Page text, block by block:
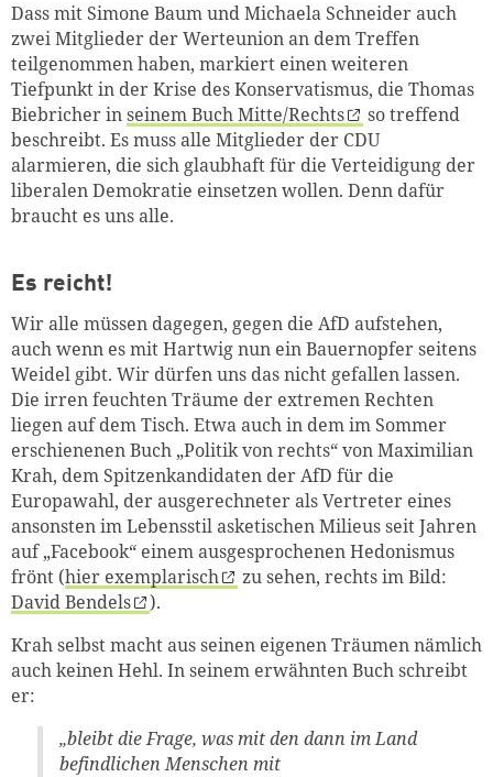
Dass mit Simone Baum und Michaela Schneider auch
zwei Mitglieder der Werteunion an dem Treffen
teilgenommen haben, markiert einen weiteren
Tiefpunkt in der Krise des Konservatismus, die Thomas
Biebricher inseinem Buch Mitte/Rechts
so treffend
beschreibt. Es muss alle Mitglieder der CDU
alarmieren, die sich glaubhaft für die Verteidigung der
liberalen Demokratie einsetzen wollen. Denn dafür
braucht es uns alle.
Es reicht!
Wir alle müssen dagegen, gegen die AfD aufstehen,
auch wenn es mit Hartwig nun ein Bauernopfer seitens
Weidel gibt. Wir dürfen uns das nicht gefallen lassen.
Die irren feuchten Träume der extremen Rechten
liegen auf dem Tisch. Etwa auch in dem im Sommer
erschienenen Buch „Politik von rechts“ von Maximilian
Krah, dem Spitzenkandidaten der AfD für die
Europawahl, der ausgerechneter als Vertreter eines
ansonsten im Lebensstil asketischen Milieus seit Jahren
auf „Facebook“ einem ausgesprochenen Hedonismus
frönt (hier exemplarisch
zu sehen, rechts im Bild:
David Bendels
).
Krah selbst macht aus seinen eigenen Träumen nämlich
auch keinen Hehl. In seinem erwähnten Buch schreibt
er:
„bleibt die Frage, was mit den dann im Land
befindlichen Menschen mit